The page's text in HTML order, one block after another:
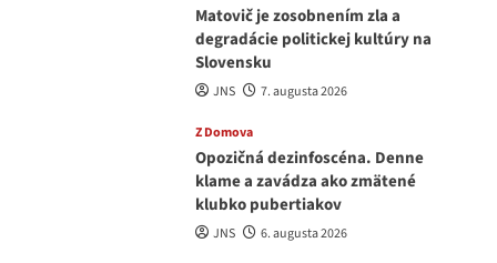
Matovič je zosobnením zla a
degradácie politickej kultúry na
Slovensku
JNS 7. augusta 2026
Z Domova
Opozičná dezinfoscéna. Denne
klame a zavádza ako zmätené
klubko pubertiakov
JNS 6. augusta 2026